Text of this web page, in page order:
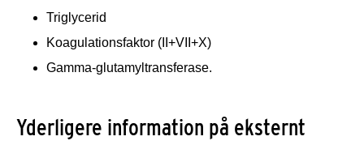
Triglycerid
Koagulationsfaktor (II+VII+X)
Gamma-glutamyltransferase.
Yderligere information på eksternt